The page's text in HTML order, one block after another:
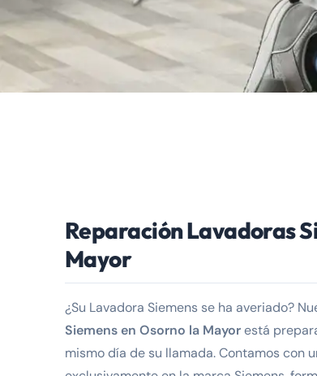
Reparación Lavadoras
Mayor
¿Su Lavadora Siemens se ha averiado?
Siemens en Osorno la Mayorestá
mismo día de su llamada. Contamos con